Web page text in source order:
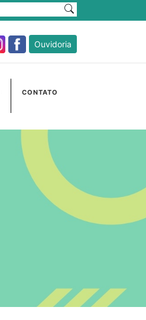
Ouvidoria
CONTATO